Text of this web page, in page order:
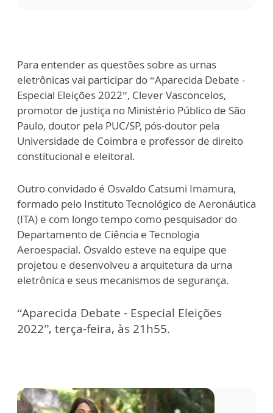
Para entender as questões sobre as urnas
eletrônicas vai participar do “Aparecida Debate -
Especial Eleições 2022”, Clever Vasconcelos,
promotor de justiça no Ministério Público de São
Paulo, doutor pela PUC/SP, pós-doutor pela
Universidade de Coimbra e professor de direito
constitucional e eleitoral.
Outro convidado é Osvaldo Catsumi Imamura,
formado pelo Instituto Tecnológico de Aeronáutica
(ITA) e com longo tempo como pesquisador do
Departamento de Ciência e Tecnologia
Aeroespacial. Osvaldo esteve na equipe que
projetou e desenvolveu a arquitetura da urna
eletrônica e seus mecanismos de segurança.
“Aparecida Debate - Especial Eleições
2022”, terça-feira, às 21h55.